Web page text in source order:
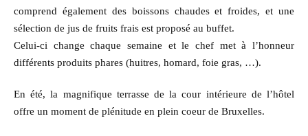
comprend également des boissons chaudes et froides, et une
sélection de jus de fruits frais est proposé au buffet.
Celui-ci change chaque semaine et le chef met à l’honneur
différents produits phares (huitres, homard, foie gras, …).
En été, la magnifique terrasse de la cour intérieure de l’hôtel
offre un moment de plénitude en plein coeur de Bruxelles.